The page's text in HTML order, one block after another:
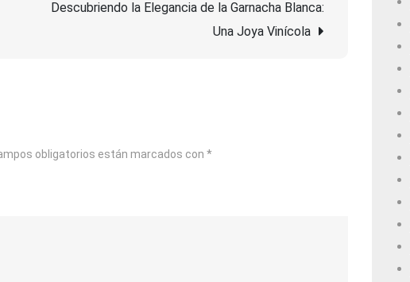
Descubriendo la Elegancia de la Garnacha Blanca:
Una Joya Vinícola
obligatorios están marcados con*